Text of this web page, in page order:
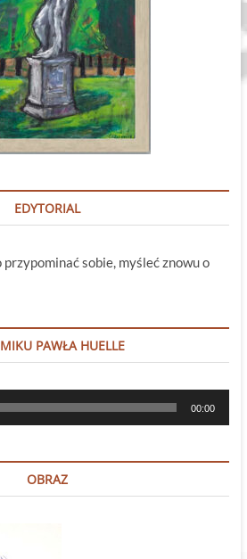
EDYTORIAL
przypominać sobie, myśleć znowu o
PAWŁA HUELLE
00:00
OBRAZ